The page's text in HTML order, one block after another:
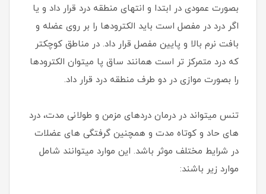
بصورت عمودی در ابتدا و انتهای منطقه درد قرار داد و یا
اگر درد در مفصل است باید الکترودها را بر روی عضله و
بافت نرم بالا و پایین مفصل قرار داد. در مناطق کوچکتر
که درد متمرکز تر است همانند ساق پا میتوان الکترودها
را بصورت موازی در دو طرف منطقه درد قرار داد.
تنس میتواند در درمان دردهای مزمن و طولانی مدت، درد
های حاد و کوتاه مدت و همچنین گرفتگی های عضلات
در شرایط مختلف موثر باشد. این موارد میتوانند شامل
موارد زیر باشند: